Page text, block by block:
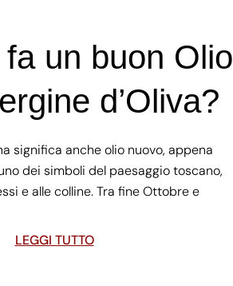
un buon Olio
d’Oliva?
significa anche olio nuovo, appena
dei simboli del paesaggio toscano,
e alle colline. Tra fine Ottobre e
LEGGI TUTTO